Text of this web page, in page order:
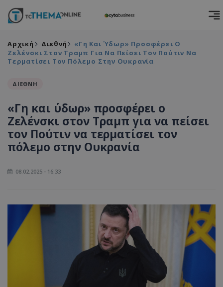
Αρχική Διεθνή
«Γη Και Ύδωρ» Προσφέρει Ο
Ζελένσκι Στον Τραμπ Για Να Πείσει Τον Πούτιν Να
Τερματίσει Τον Πόλεμο Στην Ουκρανία
ΔΙΕΘΝΗ
«Γη και ύδωρ» προσφέρει ο
Ζελένσκι στον Τραμπ για να πείσει
τον Πούτιν να τερματίσει τον
πόλεμο στην Ουκρανία
08.02.2025 - 16:33